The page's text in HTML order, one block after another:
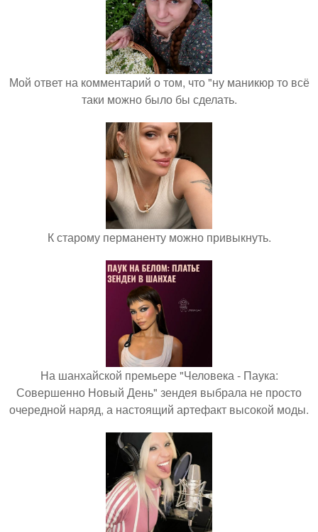
Мой ответ на комментарий о том, что "ну маникюр то всё
таки можно было бы сделать.
К старому перманенту можно привыкнуть.
На шанхайской премьере "Человека - Паука:
Совершенно Новый День" зендея выбрала не просто
очередной наряд, а настоящий артефакт высокой моды.